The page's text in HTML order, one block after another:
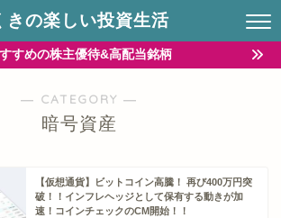
きの楽しい投資生活
すめの株主優待&高配当銘柄
― CATEGORY ―
暗号資産
【仮想通貨】ビットコイン高騰！ 再び400万円突
破！！インフレヘッジとして保有する動きが加
速！コインチェックのCM開始！！